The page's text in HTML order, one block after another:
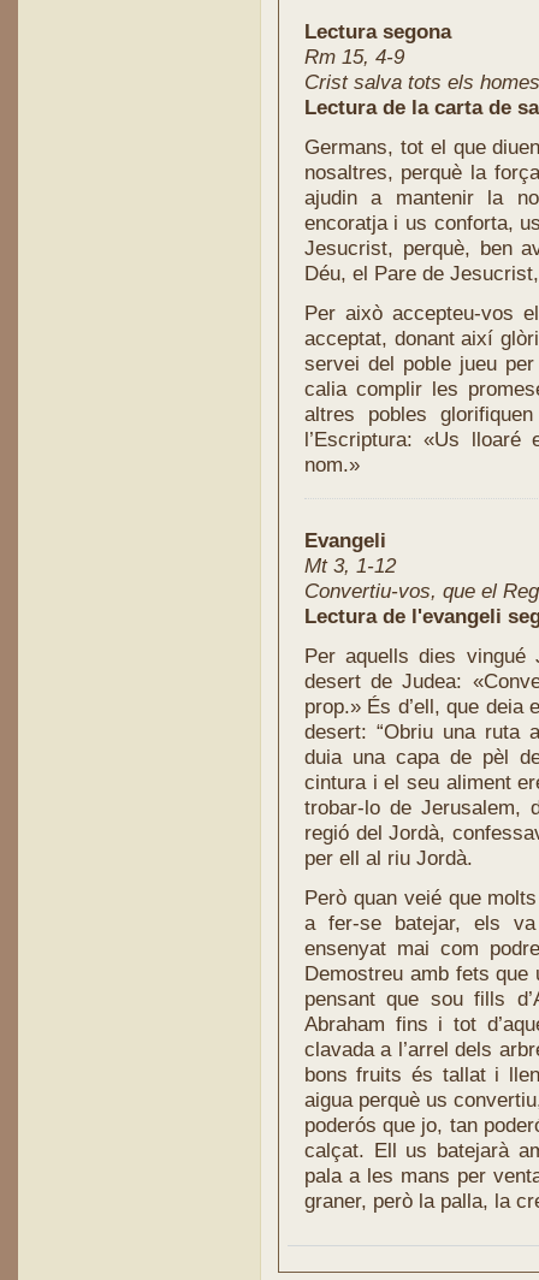
Lectura segona
Rm 15, 4-9
Crist salva tots els homes
Lectura de la carta de
Germans, tot el que
nosaltres, perquè la
ajudin a mantenir la
encoratja i us conforta,
Jesucrist, perquè, ben
Déu, el Pare de
Per això accepteu-vos
acceptat, donant així
servei del poble jueu
calia complir les
altres pobles
l’Escriptura: «Us
nom.»
Evangeli
Mt 3, 1-12
Convertiu-vos, que el
Lectura de l'evangeli
Per aquells dies vingué
desert de Judea:
prop.» És d’ell, que
desert: “Obriu una ruta
duia una capa de pèl
cintura i el seu aliment
trobar-lo de
regió del Jordà,
per ell al riu Jordà.
Però quan veié que
a fer-se batejar, els
ensenyat mai com
Demostreu amb fets
pensant que sou fills
Abraham fins i tot
clavada a l’arrel dels
bons fruits és tallat i
aigua perquè us
poderós que jo, tan
calçat. Ell us batejarà
pala a les mans per
graner, però la palla, la